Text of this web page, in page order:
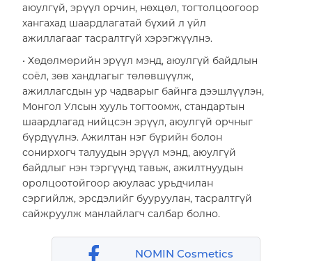
аюулгүй, эрүүл орчин, нөхцөл, тогтолцоогоор
хангахад шаардлагатай бүхий л үйл
ажиллагааг тасралтгүй хэрэгжүүлнэ.
• Хөдөлмөрийн эрүүл мэнд, аюулгүй байдлын
соёл, зөв хандлагыг төлөвшүүлж,
ажиллагсдын ур чадварыг байнга дээшлүүлэн,
Монгол Улсын хууль тогтоомж, стандартын
шаардлагад нийцсэн эрүүл, аюулгүй орчныг
бүрдүүлнэ. Ажилтан нэг бүрийн болон
сонирхогч талуудын эрүүл мэнд, аюулгүй
байдлыг нэн тэргүүнд тавьж, ажилтнуудын
оролцоотойгоор аюулаас урьдчилан
сэргийлж, эрсдэлийг бууруулан, тасралтгүй
сайжруулж манлайлагч салбар болно.
NOMIN Cosmetics